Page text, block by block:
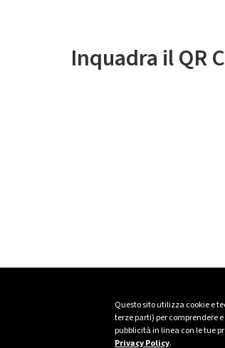
Questo sito utilizza cookie e
terze parti) per comprendere
pubblicità in linea con le tue
Privacy Policy.
Inquadra il QR